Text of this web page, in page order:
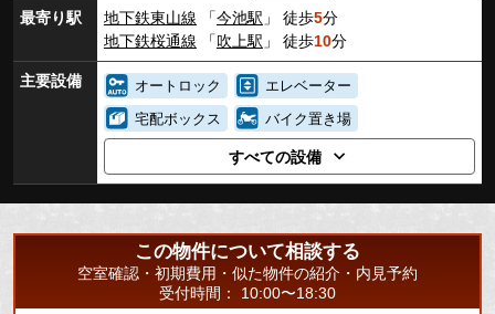
最寄り駅 地下鉄東山線 「今池駅 」 徒歩5分
地下鉄桜通線 「吹上駅 」 徒歩10分
主要設備 オートロック
エレベーター
宅配ボックス
バイク置き場
すべての設備
この物件について相談する
空室確認・初期費用・似た物件の紹介・内見予約
受付時間： 10:00〜18:30